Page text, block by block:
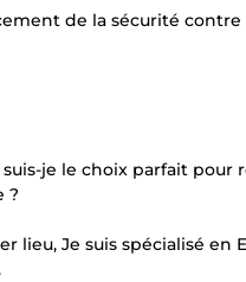
de la sécurité contre
je le choix parfait
?
lieu, Je suis spécialisé